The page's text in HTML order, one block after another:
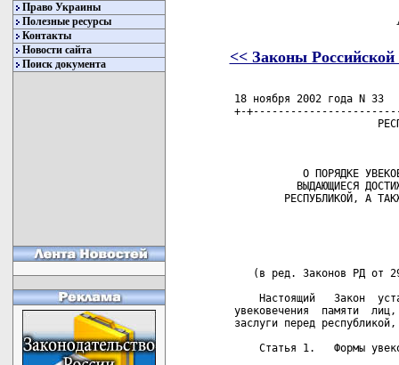
Право Украины
Полезные ресурсы
Контакты
Новости сайта
Поиск документа
<< Законы
   18 ноября 2002 года N 33
+-
О ПОРЯДКЕ
ВЫДАЮЩИЕСЯ
РЕСПУБЛИКОЙ, А
(в ред. Законов РД от
Настоящий   Закон
увековечения  памяти
заслуги перед
Статья 1.   Формы